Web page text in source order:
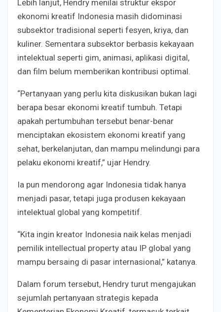
Lebih lanjut, Hendry menilai struktur ekspor
ekonomi kreatif Indonesia masih didominasi
subsektor tradisional seperti fesyen, kriya, dan
kuliner. Sementara subsektor berbasis kekayaan
intelektual seperti gim, animasi, aplikasi digital,
dan film belum memberikan kontribusi optimal.
“Pertanyaan yang perlu kita diskusikan bukan lagi
berapa besar ekonomi kreatif tumbuh. Tetapi
apakah pertumbuhan tersebut benar-benar
menciptakan ekosistem ekonomi kreatif yang
sehat, berkelanjutan, dan mampu melindungi para
pelaku ekonomi kreatif,” ujar Hendry.
Ia pun mendorong agar Indonesia tidak hanya
menjadi pasar, tetapi juga produsen kekayaan
intelektual global yang kompetitif.
“Kita ingin kreator Indonesia naik kelas menjadi
pemilik intellectual property atau IP global yang
mampu bersaing di pasar internasional,” katanya.
Dalam forum tersebut, Hendry turut mengajukan
sejumlah pertanyaan strategis kepada